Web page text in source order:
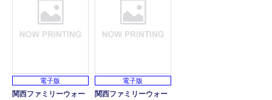
電子版
関西ファミリーウォー
電子版
関西ファミリーウォー